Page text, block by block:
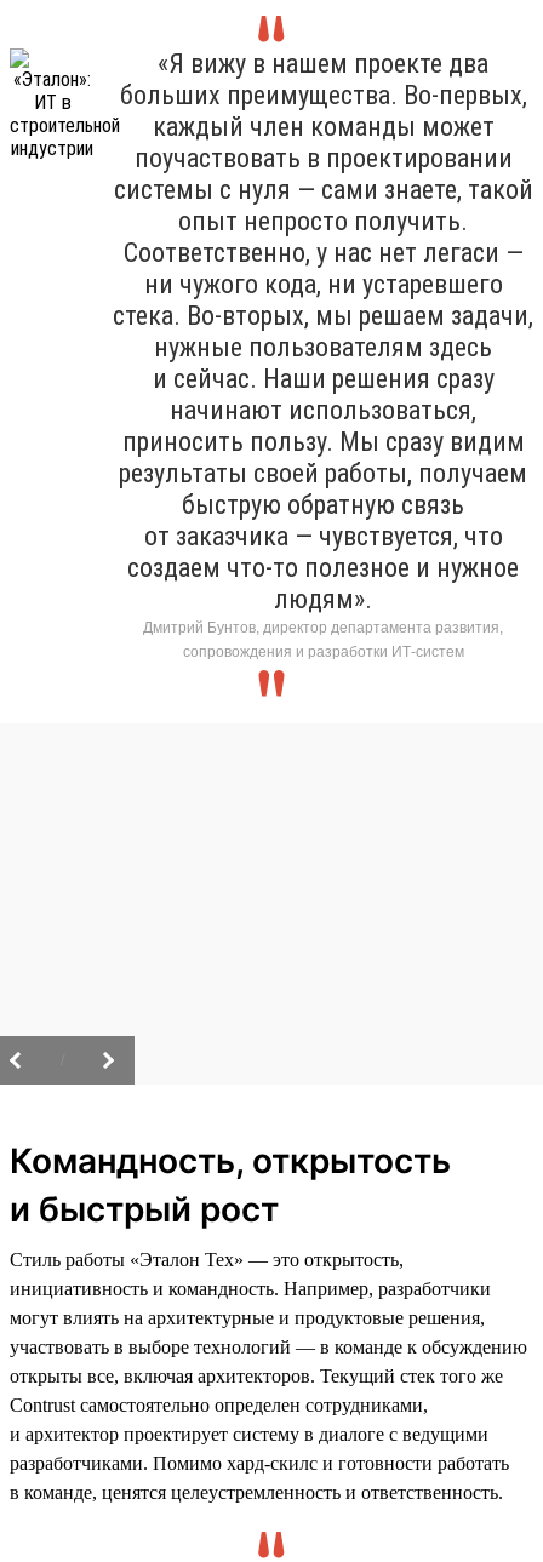
«Я вижу в нашем проекте два
больших преимущества. Во-первых,
каждый член команды может
поучаствовать в проектировании
системы с нуля — сами знаете, такой
опыт непросто получить.
Соответственно, у нас нет легаси —
ни чужого кода, ни устаревшего
стека. Во-вторых, мы решаем задачи,
нужные пользователям здесь
и сейчас. Наши решения сразу
начинают использоваться,
приносить пользу. Мы сразу видим
результаты своей работы, получаем
быструю обратную связь
от заказчика — чувствуется, что
создаем что-то полезное и нужное
людям».
Дмитрий Бунтов, директор департамента развития,
сопровождения и разработки ИТ-систем
Командность, открытость
и быстрый рост
Стиль работы «Эталон Тех» — это открытость,
инициативность и командность. Например, разработчики
могут влиять на архитектурные и продуктовые решения,
участвовать в выборе технологий — в команде к обсуждению
открыты все, включая архитекторов. Текущий стек того же
Contrust самостоятельно определен сотрудниками,
и архитектор проектирует систему в диалоге с ведущими
разработчиками. Помимо хард-скилс и готовности работать
в команде, ценятся целеустремленность и ответственность.